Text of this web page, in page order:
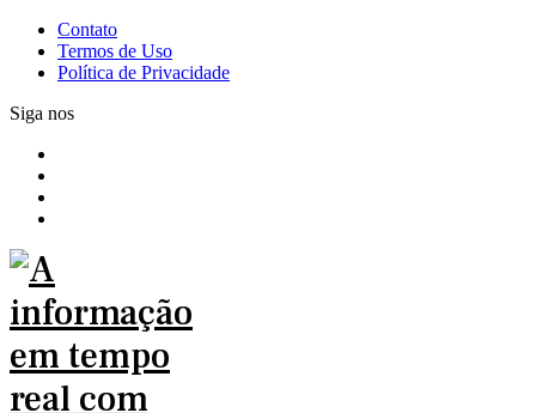
Contato
Termos de Uso
Política de Privacidade
Siga nos